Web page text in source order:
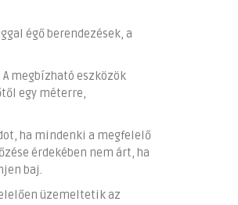
égő berendezések, a
megbízható eszközök
egy méterre,
ha mindenki a megfelelő
érdekében nem árt, ha
baj.
üzemeltetik az